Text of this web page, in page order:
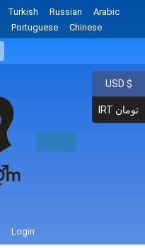
Turkish Russian
Arabic
Portuguese Chinese
Login
USD $
IRT تومان